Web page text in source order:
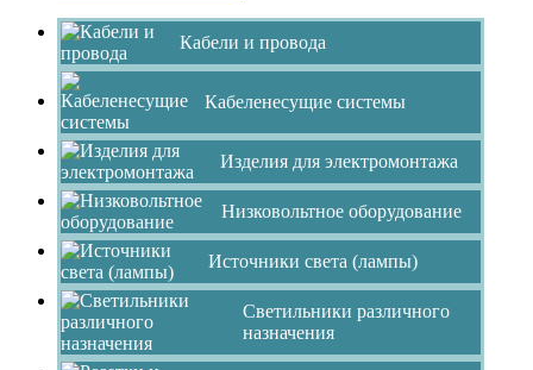
Кабели и провода
Кабеленесущие системы
Изделия для электромонтажа
Низковольтное оборудование
Источники света (лампы)
Светильники различного
назначения